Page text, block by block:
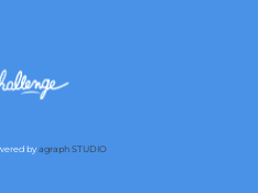
by agraph STUDIO